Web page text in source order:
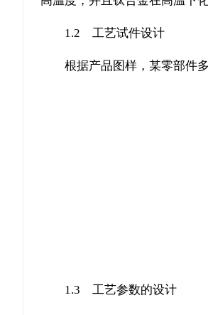
1.2 工艺试件设计
根据产品图样，某零部件
1.3 工艺参数的设计